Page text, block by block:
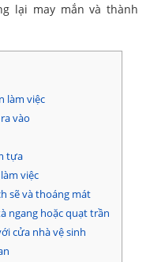
lại may mắn và thành
làm việc
vào
tựa
việc
sẽ và thoáng mát
ngang hoặc quạt trần
cửa nhà vệ sinh